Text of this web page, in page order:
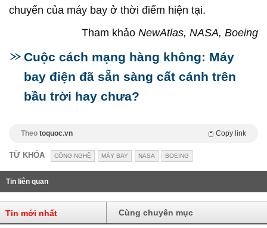
chuyển của máy bay ở thời điểm hiện tại.
Tham khảo NewAtlas, NASA, Boeing
Cuộc cách mạng hàng không: Máy
bay điện đã sẵn sàng cất cánh trên
bầu trời hay chưa?
Theo toquoc.vn Copy link
TỪ KHÓA CÔNG NGHỆ MÁY BAY NASA BOEING
Tin liên quan
Tin mới nhất Cùng chuyên mục